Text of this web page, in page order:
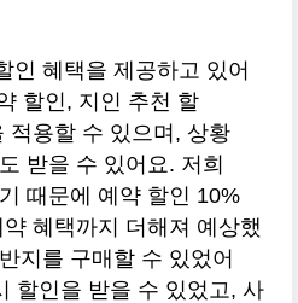
인 혜택을 제공하고 있어
할인, 지인 추천 할
적용할 수 있으며, 상황
받을 수 있어요. 저희
때문에 예약 할인 10%
혜택까지 더해져 예상했
지를 구매할 수 있었어
할인을 받을 수 있었고, 사